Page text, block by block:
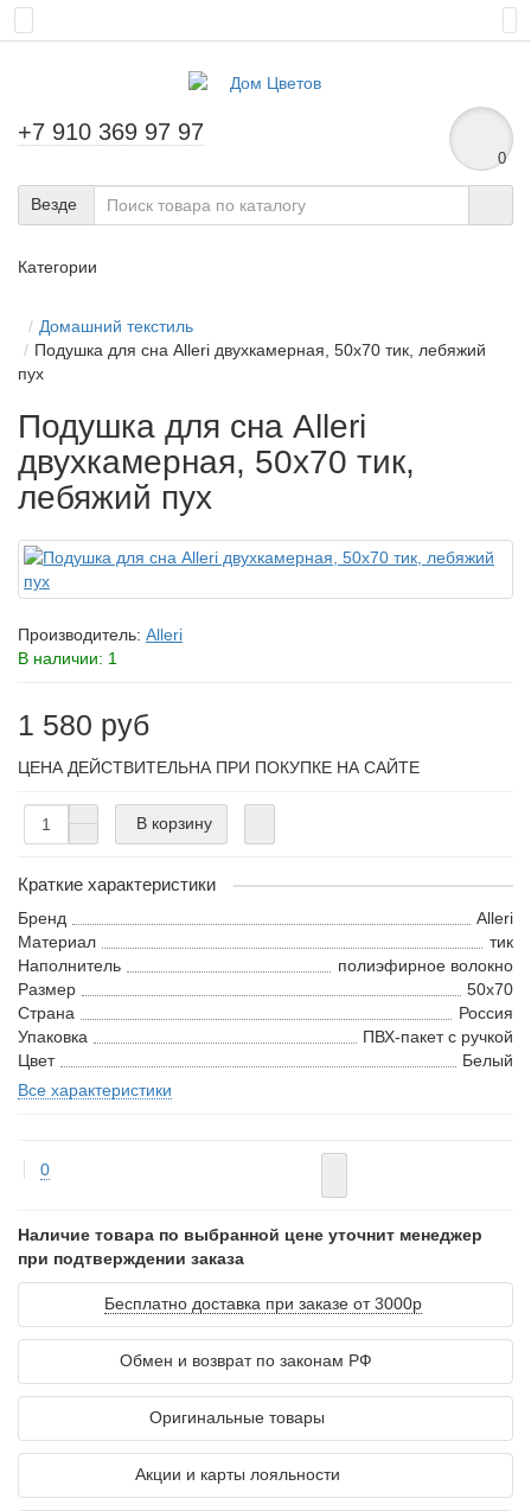
+7 910 369 97 97
0
Везде
Категории
Домашний текстиль
Подушка для сна Alleri двухкамерная, 50х70 тик, лебяжий
пух
Подушка для сна Alleri
двухкамерная, 50х70 тик,
лебяжий пух
Производитель: Alleri
В наличии: 1
1 580 руб
ЦЕНА ДЕЙСТВИТЕЛЬНА ПРИ ПОКУПКЕ НА САЙТЕ
В корзину
Краткие характеристики
Бренд
Alleri
Материал
тик
Наполнитель
полиэфирное волокно
Размер
50х70
Страна
Россия
Упаковка
ПВХ-пакет с ручкой
Цвет
Белый
Все характеристики
0
Наличие товара по выбранной цене уточнит менеджер
при подтверждении заказа
Бесплатно доставка при заказе от 3000р
Обмен и возврат по законам РФ
Оригинальные товары
Акции и карты лояльности